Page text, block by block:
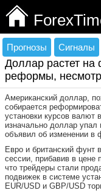
Прогнозы Сигналы
Доллар растет на
реформы,
Американский доллар,
собирается
установки курсов валют
изначально доллар упал
объявил об изменении в
Евро и британский фунт
сессии, прибавив в цене
что трейдеры стали
подвижек в системе
EUR/USD и GBP/USD